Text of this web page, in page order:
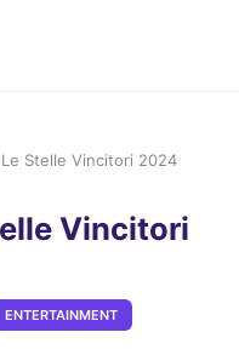
Stelle Vincitori 2024
Vincitori
ENTERTAINMENT